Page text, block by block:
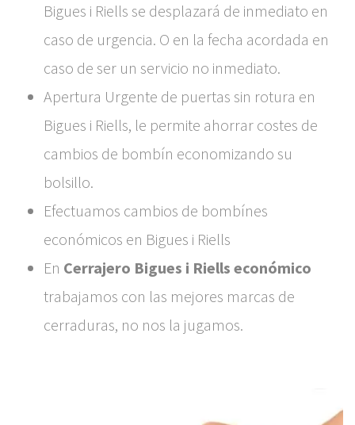
Bigues i Riells se desplazará de inmediato en
caso de urgencia. O en la fecha acordada en
caso de ser un servicio no inmediato.
Apertura Urgente de puertas sin rotura en
Bigues i Riells, le permite ahorrar costes de
cambios de bombín economizando su
bolsillo.
Efectuamos cambios de bombínes
económicos en Bigues i Riells
En Cerrajero Bigues i Riells económico
trabajamos con las mejores marcas de
cerraduras, no nos la jugamos.